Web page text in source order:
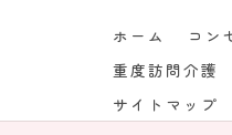
ホーム コン
重度訪問介護
サイトマップ